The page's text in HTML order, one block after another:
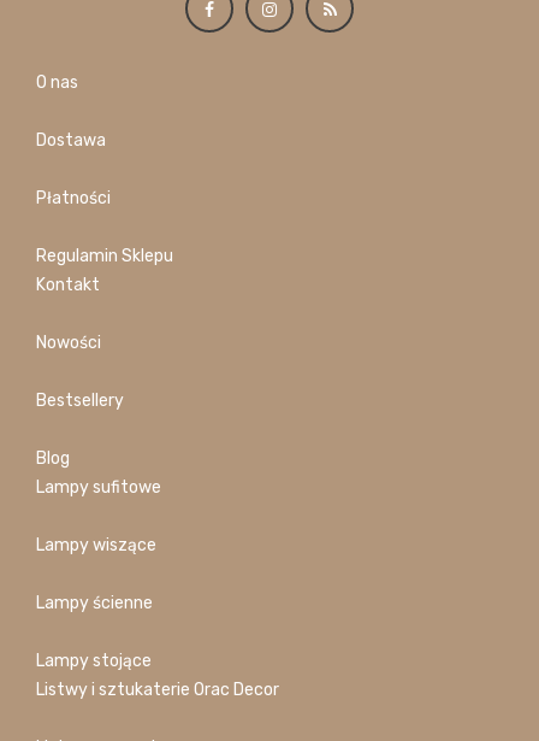
O nas
Dostawa
Płatności
Regulamin Sklepu
Kontakt
Nowości
Bestsellery
Blog
Lampy sufitowe
Lampy wiszące
Lampy ścienne
Lampy stojące
Listwy i sztukaterie Orac Decor